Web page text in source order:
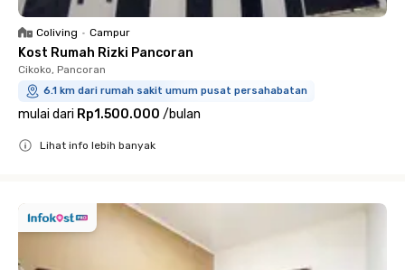
Coliving • Campur
Kost Rumah Rizki Pancoran
Cikoko, Pancoran
6.1 km dari rumah sakit umum pusat persahabatan
mulai dari Rp1.500.000 /bulan
Lihat info lebih banyak